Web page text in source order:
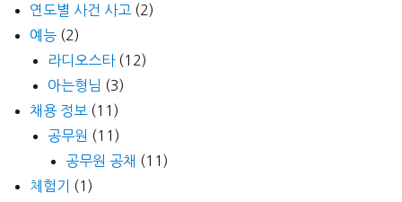
연도별 사건 사고 (2)
예능 (2)
라디오스타(12)
아는형님 (3)
채용 정보 (11)
공무원 (11)
공무원 공채 (11)
체험기
(1)